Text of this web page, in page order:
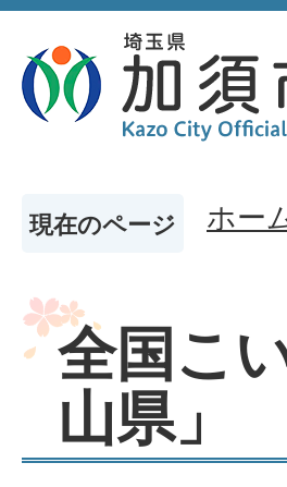
現在のページ ホー
全国こ
山県」